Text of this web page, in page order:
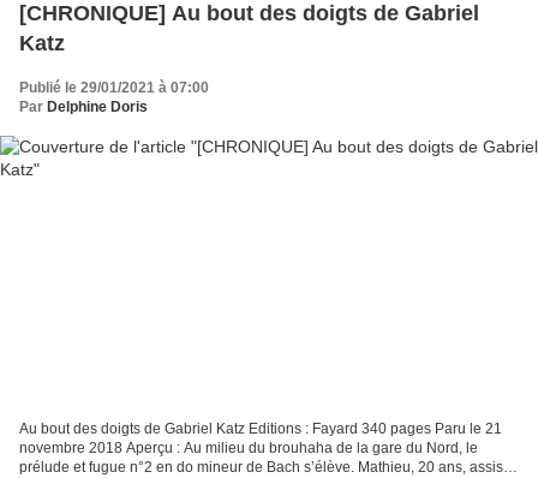
[CHRONIQUE] Au bout des doigts de Gabriel
Katz
Publié le 29/01/2021 à 07:00
Par Delphine Doris
Au bout des doigts de Gabriel Katz Editions : Fayard 340 pages Paru le 21
novembre 2018 Aperçu : Au milieu du brouhaha de la gare du Nord, le
prélude et fugue n°2 en do mineur de Bach s’élève. Mathieu, 20 ans, assis